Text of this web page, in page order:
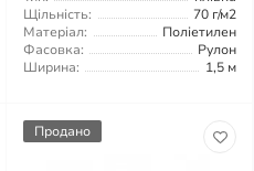
Щільність:
70 г/м2
Матеріал:
Поліетилен
Фасовка:
Рулон
Ширина:
1,5 м
Продано